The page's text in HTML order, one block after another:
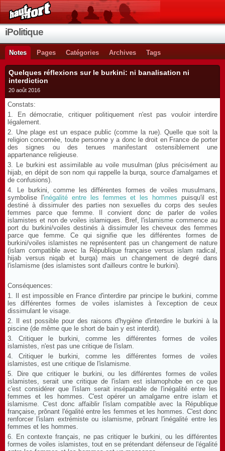
iPolitique
Notes Pages Catégories Archives Tags
Quelques réflexions sur le burkini: ni banalisation ni
interdiction
20 août 2016
Constats:
1. En démocratie, critiquer politiquement n'est pas vouloir interdire
légalement.
2. Une plage est un espace public (comme la rue). Quelle que soit la
religion concernée, toute personne y a donc le droit en France de porter
des signes ou des tenues manifestant ostensiblement une
appartenance religieuse.
3. Le burkini est assimilable au voile musulman (plus précisément au
hijab, en dépit de son nom qui rappelle la burqa, source d'amalgames et
de confusions).
4. Le burkini, comme les différentes formes de voiles musulmans,
symbolise l'inégalité entre les femmes et les hommes puisqu'il est
destiné à dissimuler des parties non sexuelles du corps des seules
femmes parce que femme. Il convient donc de parler de voiles
islamistes et non de voiles islamiques. Bref, l'islamisme commence au
port du burkini/voiles destinés à dissimuler les cheveux des femmes
parce que femme. Ce qui signifie que les différentes formes de
burkini/voiles islamistes ne représentent pas un changement de nature
(islam compatible avec la République française versus islam radical,
hijab versus niqab et burqa) mais un changement de degré dans
l'islamisme (des islamistes sont d'ailleurs contre le burkini).
Conséquences:
1. Il est impossible en France d'interdire par principe le burkini, comme
les différentes formes de voiles islamistes à l'exception de ceux
dissimulant le visage.
2. Il est possible pour des raisons d'hygiène d'interdire le burkini à la
piscine (de même que le short de bain y est interdit).
3. Critiquer le burkini, comme les différentes formes de voiles
islamistes, n'est pas une critique de l'islam.
4. Critiquer le burkini, comme les différentes formes de voiles
islamistes, est une critique de l'islamisme.
5. Dire que critiquer le burkini, ou les différentes formes de voiles
islamistes, serait une critique de l'islam est islamophobe en ce que
c'est considérer que l'islam serait inséparable de l'inégalité entre les
femmes et les hommes. C'est opérer un amalgame entre islam et
islamisme. C'est donc affaiblir l'islam compatible avec la République
française, prônant l'égalité entre les femmes et les hommes. C'est donc
renforcer l'islam extrémiste ou islamisme, prônant l'inégalité entre les
femmes et les hommes.
6. En contexte français, ne pas critiquer le burkini, ou les différentes
formes de voiles islamistes, tout en se prétendant défenseur de l'égalité